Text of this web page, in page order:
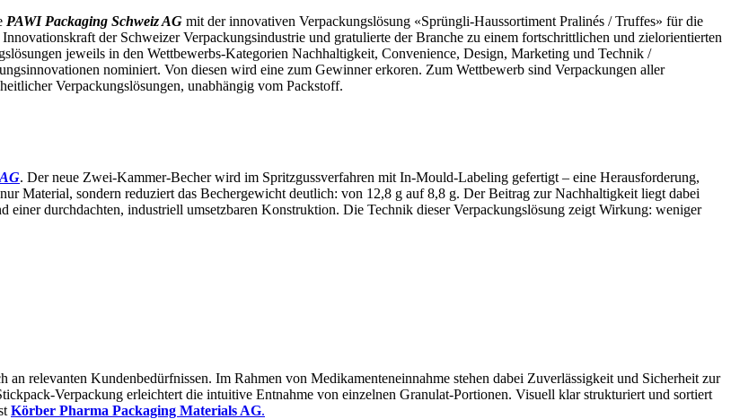
PAWI Packaging Schweiz AG mit der innovativen Verpackungslösung «Sprüngli-Haussortiment Pralinés / Truffes» für die
der Schweizer Verpackungsindustrie und gratulierte der Branche zu einem fortschrittlichen und zielorientierten
jeweils in den Wettbewerbs-Kategorien Nachhaltigkeit, Convenience, Design, Marketing und Technik /
nominiert. Von diesen wird eine zum Gewinner erkoren. Zum Wettbewerb sind Verpackungen aller
Verpackungslösungen, unabhängig vom Packstoff.
. Der neue Zwei-Kammer-Becher wird im Spritzgussverfahren mit In-Mould-Labeling gefertigt – eine Herausforderung,
Material, sondern reduziert das Bechergewicht deutlich: von 12,8 g auf 8,8 g. Der Beitrag zur Nachhaltigkeit liegt dabei
durchdachten, industriell umsetzbaren Konstruktion. Die Technik dieser Verpackungslösung zeigt Wirkung: weniger
relevanten Kundenbedürfnissen. Im Rahmen von Medikamenteneinnahme stehen dabei Zuverlässigkeit und Sicherheit zur
Verpackung erleichtert die intuitive Entnahme von einzelnen Granulat-Portionen. Visuell klar strukturiert und sortiert
Körber Pharma Packaging Materials AG.